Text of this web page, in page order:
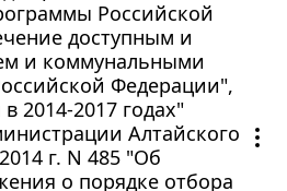
Российской
доступным и
и коммунальными
Федерации",
2014-2017 годах"
Алтайского
г. N 485 "Об
о порядке отбора